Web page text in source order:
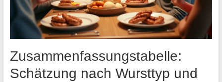
Zusammenfassungstabelle:
Schätzung nach Wursttyp und